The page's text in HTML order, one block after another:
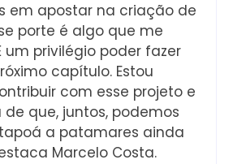
em apostar na criação de
porte é algo que me
um privilégio poder fazer
capítulo. Estou
com esse projeto e
que, juntos, podemos
a patamares ainda
Marcelo Costa.